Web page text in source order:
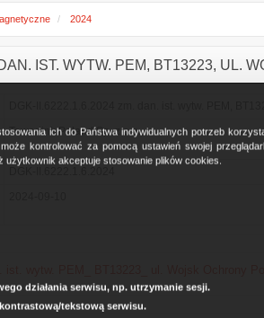
ich do Państwa indywidualnych potrzeb
kontrolować za pomocą ustawień swojej
użytkownik akceptuje stosowanie plików cookies.
działania serwisu, np. utrzymanie sesji.
tekstową serwisu.
2024
IST. WYTW. PEM, BT13223, UL.
Towerlink Poland Sp. z o.o.
wytw. PEM_ BT13223_ ul. Wojsk Ochrony